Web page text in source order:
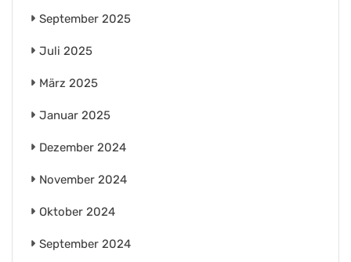
September 2025
Juli 2025
März 2025
Januar 2025
Dezember 2024
November 2024
Oktober 2024
September 2024